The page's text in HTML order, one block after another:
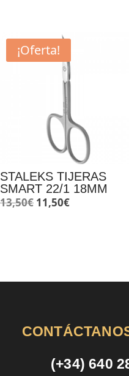
era:
22,00€.
es:
¡Oferta!
STALEKS TIJERAS
SMART 22/1 18MM
13,50€ El
11,50€El
(+34) 640